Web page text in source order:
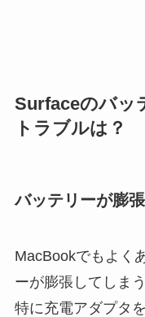
Surfaceのバッ
トラブルは？
バッテリーが膨
MacBookでもよく
ーが膨張してしま
特に充電アダプタ